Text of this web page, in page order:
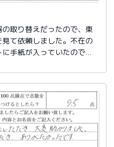
取り替えだったので、東
て依頼しました。不在の
手紙が入っていたので、